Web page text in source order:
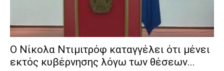
Ο Νίκολα Ντιμιτρόφ καταγγέλει ότι μένει
εκτός κυβέρνησης λόγω των θέσεων...